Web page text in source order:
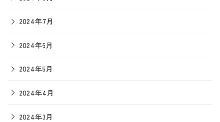
2024年7月
2024年6月
2024年5月
2024年4月
2024年3月